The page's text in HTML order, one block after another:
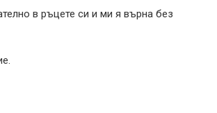
в ръцете си и ми я върна без